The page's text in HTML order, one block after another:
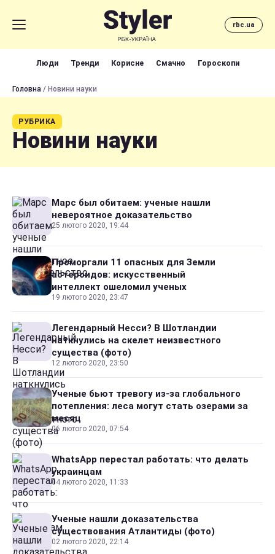
rbc.ua
Люди Тренди Корисне Смачно Гороскопи
Головна / Новини науки
РУБРИКА
Новини науки
Марс был обитаем: ученые нашли
невероятное доказательство
25 лютого 2020, 19:44
Проморгали 11 опасных для Земли
астероидов: искусственный
интеллект ошеломил ученых
19 лютого 2020, 23:47
Легендарный Несси? В Шотландии
наткнулись на скелет неизвестного
существа (фото)
12 лютого 2020, 23:50
Ученые бьют тревогу из-за глобального
потепления: леса могут стать озерами за
месяц
06 лютого 2020, 07:54
WhatsApp перестал работать: что делать
украинцам
04 лютого 2020, 11:33
Ученые нашли доказательства
существования Атлантиды (фото)
02 лютого 2020, 22:14